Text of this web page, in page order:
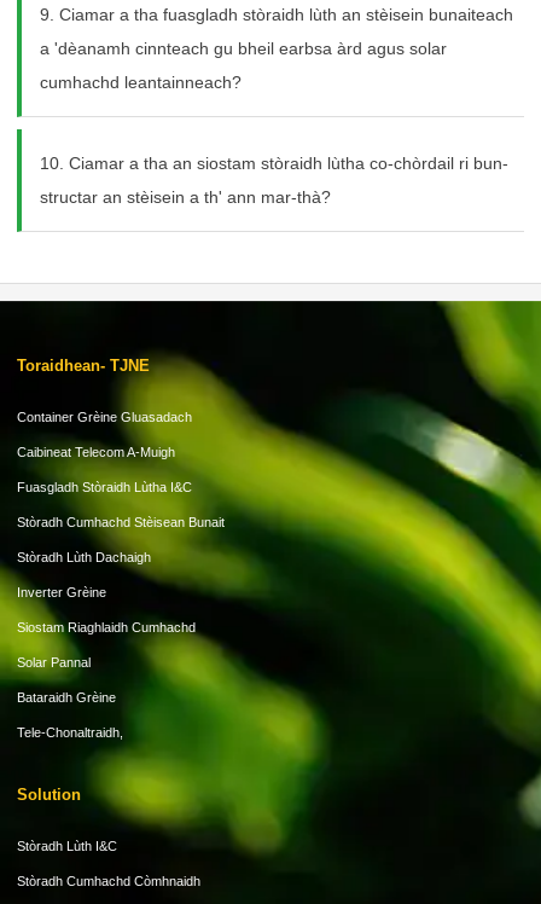
9. Ciamar a tha fuasgladh stòraidh lùth an stèisein bunaiteach
a 'dèanamh cinnteach gu bheil earbsa àrd agus solar
cumhachd leantainneach?
10. Ciamar a tha an siostam stòraidh lùtha co-chòrdail ri bun-
structar an stèisein a th' ann mar-thà?
Toraidhean- TJNE
Container Grèine Gluasadach
Caibineat Telecom A-Muigh
Fuasgladh Stòraidh Lùtha I&C
Stòradh Cumhachd Stèisean Bunait
Stòradh Lùth Dachaigh
Inverter Grèine
Siostam Riaghlaidh Cumhachd
Solar Pannal
Bataraidh Grèine
Tele-Chonaltraidh,
Solution
Stòradh Lùth I&C
Stòradh Cumhachd Còmhnaidh